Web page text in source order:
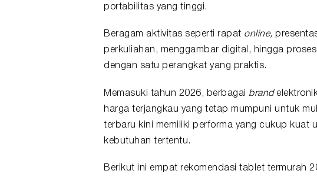
portabilitas yang tinggi.
Beragam aktivitas seperti rapat online,
perkuliahan, menggambar digital, hingga
dengan satu perangkat yang praktis.
Memasuki tahun 2026, berbagai brand
harga terjangkau yang tetap mumpuni untuk
terbaru kini memiliki performa yang cukup kuat
kebutuhan tertentu.
Berikut ini empat rekomendasi tablet termurah